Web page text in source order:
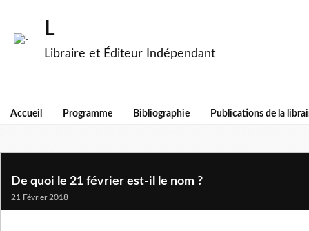
L
Libraire et Éditeur Indépendant
Accueil Programme Bibliographie Publications de la
De quoi le 21 février est-il le nom ?
21 Février 2018